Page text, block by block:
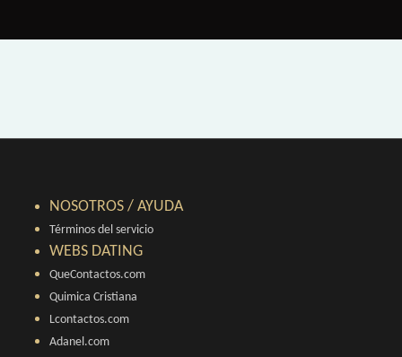
NOSOTROS / AYUDA
Términos del servicio
WEBS DATING
QueContactos.com
Quimica Cristiana
Lcontactos.com
Adanel.com